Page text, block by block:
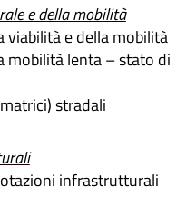
e della mobilità
viabilità e della mobilità
mobilità lenta – stato di
stradali
infrastrutturali